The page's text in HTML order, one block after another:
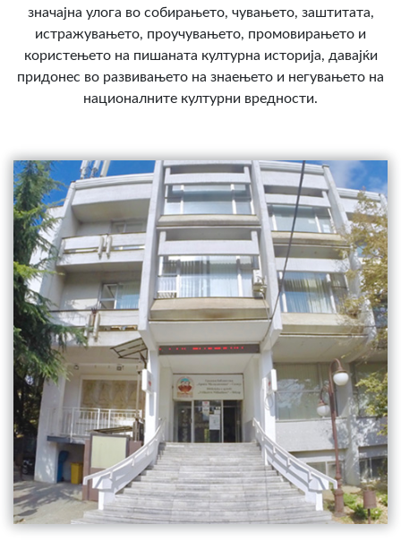
значајна улога во собирањето, чувањето, заштитата,
истражувањето, проучувањето, промовирањето и
користењето на пишаната културна историја, давајќи
придонес во развивањето на знаењето и негувањето на
националните културни вредности.